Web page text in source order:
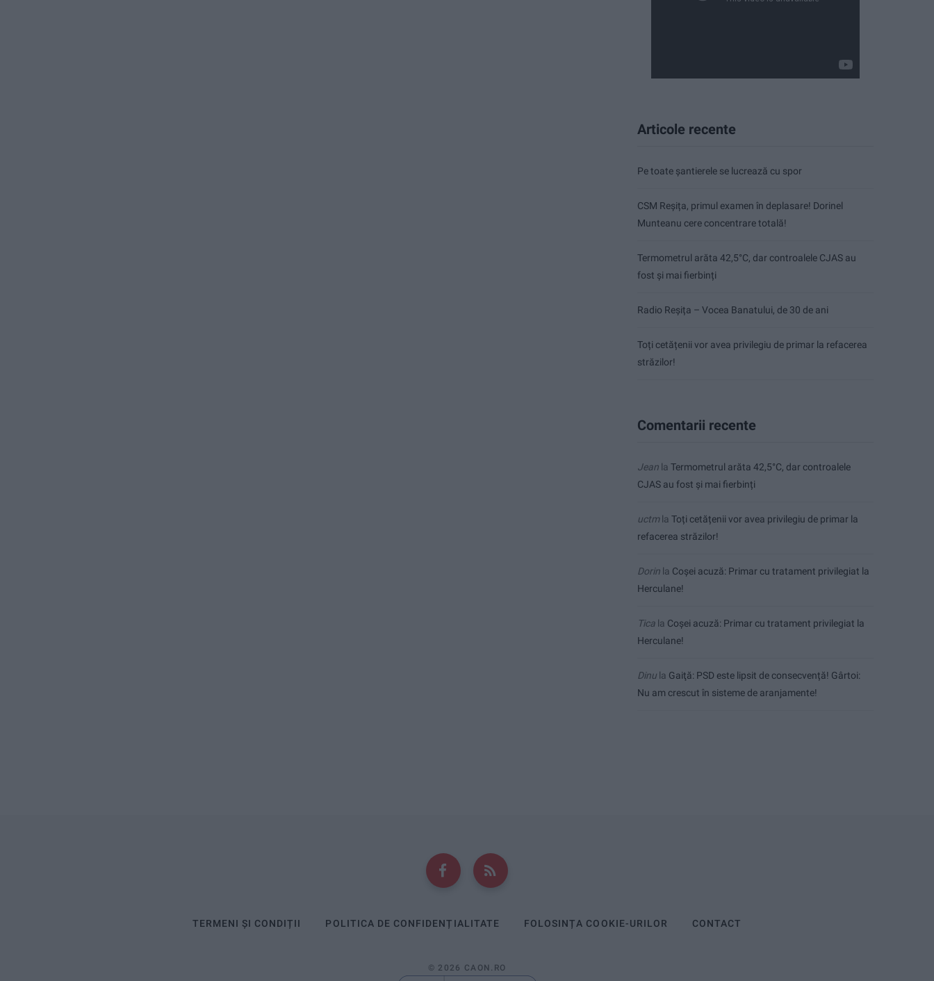
Articole recente
Pe toate șantierele se lucrează cu spor
CSM Reșița, primul examen în deplasare! Dorinel
Munteanu cere concentrare totală!
Termometrul arăta 42,5°C, dar controalele CJAS au
fost și mai fierbinți
Radio Reșița – Vocea Banatului, de 30 de ani
Toți cetățenii vor avea privilegiu de primar la refacerea
străzilor!
Comentarii recente
Jean la Termometrul arăta 42,5°C, dar controalele
CJAS au fost și mai fierbinți
uctmla Toți cetățenii vor avea privilegiu de primar la
refacerea străzilor!
Dorin la Coșei acuză: Primar cu tratament privilegiat la
Herculane!
Tica la Coșei acuză: Primar cu tratament privilegiat la
Herculane!
Dinu la Gaiţă: PSD este lipsit de consecvență! Gârtoi:
Nu am crescut în sisteme de aranjamente!
TERMENI ȘI CONDIȚII POLITICA DE CONFIDENȚIALITATE FOLOSINȚA COOKIE-URILOR CONTACT
© 2026 CAON.RO